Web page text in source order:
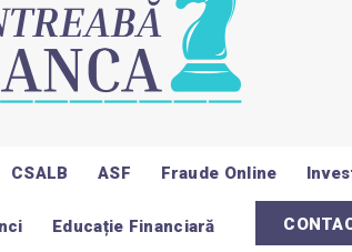
CSALB ASF Fraude Online
Educație Financiară